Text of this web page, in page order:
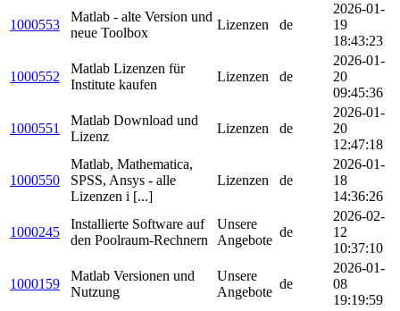
1000553
Matlab - alte Version und
neue Toolbox
Lizenzen de
2026-01-
19
18:43:23
1000552
Matlab Lizenzen für
Institute kaufen
Lizenzen de
2026-01-
20
09:45:36
1000551
Matlab Download und
Lizenz
Lizenzen de
2026-01-
20
12:47:18
1000550
Matlab, Mathematica,
SPSS, Ansys - alle
Lizenzen i [...]
Lizenzen de
2026-01-
18
14:36:26
1000245
Installierte Software auf
den Poolraum-Rechnern
Unsere
Angebote
de
2026-02-
12
10:37:10
1000159
Matlab Versionen und
Nutzung
Unsere
Angebote
de
2026-01-
08
19:19:59